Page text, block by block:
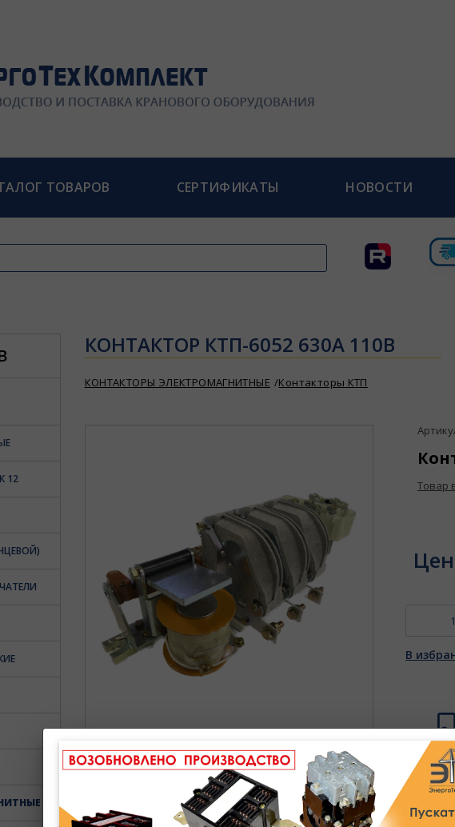
ТОВАРОВ СЕРТИФИКАТЫ НОВОСТИ
12
КОНТАКТОР КТП-6052 630А 110В
КОНТАКТОРЫ ЭЛЕКТРОМАГНИТНЫЕ Контакторы КТП
Товар
В